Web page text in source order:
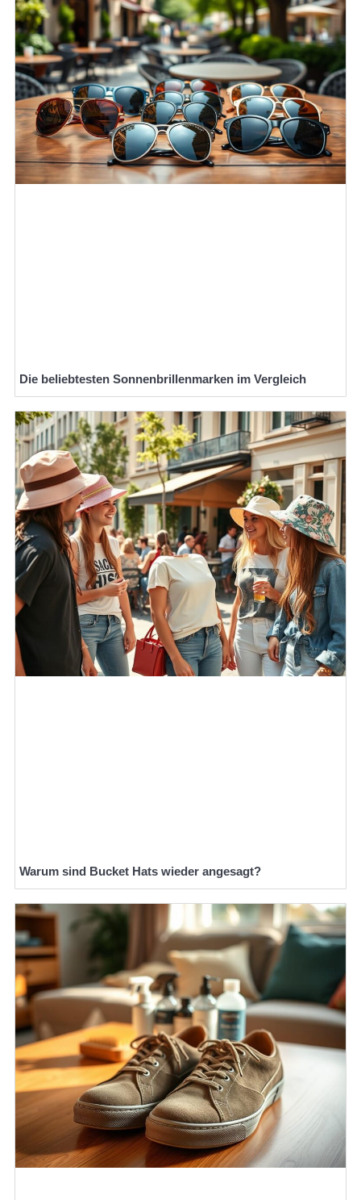
Die beliebtesten Sonnenbrillenmarken im Vergleich
Warum sind Bucket Hats wieder angesagt?